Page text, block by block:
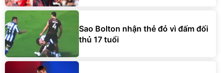
Sao Bolton nhận thẻ đỏ vì đấm đối
thủ 17 tuổi